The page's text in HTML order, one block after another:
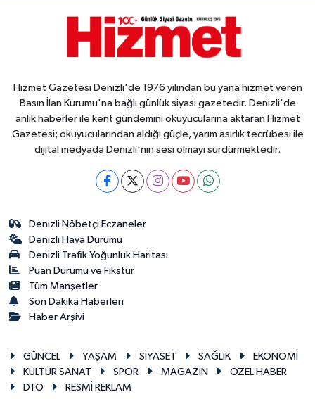
Hizmet Gazetesi Denizli'de 1976 yılından bu yana hizmet veren
Basın İlan Kurumu'na bağlı günlük siyasi gazetedir. Denizli'de
anlık haberler ile kent gündemini okuyucularına aktaran Hizmet
Gazetesi; okuyucularından aldığı güçle, yarım asırlık tecrübesi ile
dijital medyada Denizli'nin sesi olmayı sürdürmektedir.
Denizli Nöbetçi Eczaneler
Denizli Hava Durumu
Denizli Trafik Yoğunluk Haritası
Puan Durumu ve Fikstür
Tüm Manşetler
Son Dakika Haberleri
Haber Arşivi
GÜNCEL YAŞAM SİYASET SAĞLIK
EKONOMİ
KÜLTÜR SANAT
SPOR MAGAZİN
ÖZEL HABER
DTO
RESMİ REKLAM